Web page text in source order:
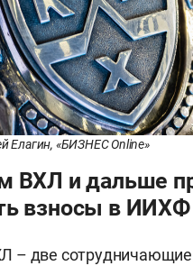
Елагин, «БИЗНЕС Online»
ВХЛ и дальше
взносы в ИИХФ
– две